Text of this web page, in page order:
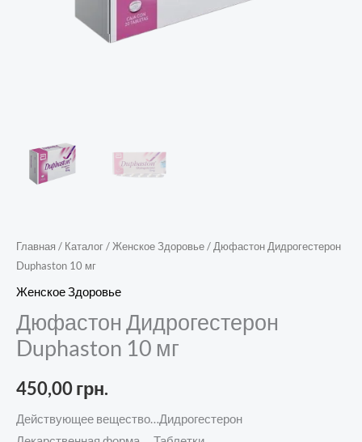
Главная / Каталог/Женское Здоровье/ Дюфастон Дидрогестерон
Duphaston 10 мг
Женское Здоровье
Дюфастон Дидрогестерон
Duphaston 10 мг
450,00грн.
Действующее вещество…Дидрогестерон